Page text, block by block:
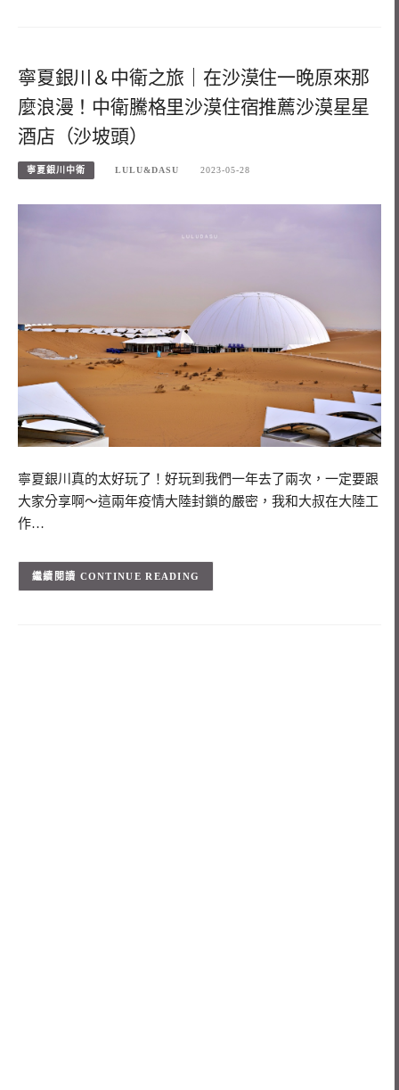
寧夏銀川＆中衛之旅｜在沙漠住一晚原來那
麼浪漫！中衛騰格里沙漠住宿推薦沙漠星星
酒店（沙坡頭）
寧夏銀川中衛 LULU&DASU 2023-05-28
寧夏銀川真的太好玩了！好玩到我們一年去了兩次，一定要跟
大家分享啊～這兩年疫情大陸封鎖的嚴密，我和大叔在大陸工
作…
CONTINUE READING